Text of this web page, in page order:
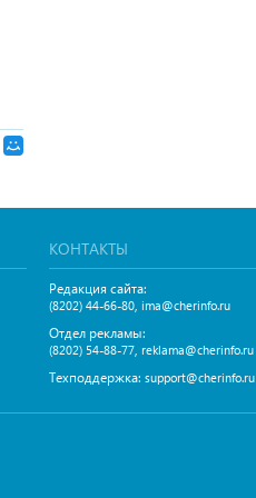
КОНТАКТЫ
Редакция сайта:
(8202) 44-66-80, ima@cherinfo.ru
Отдел рекламы:
(8202) 54-88-77, reklama@cherinfo.ru
Техподдержка: support@cherinfo.ru